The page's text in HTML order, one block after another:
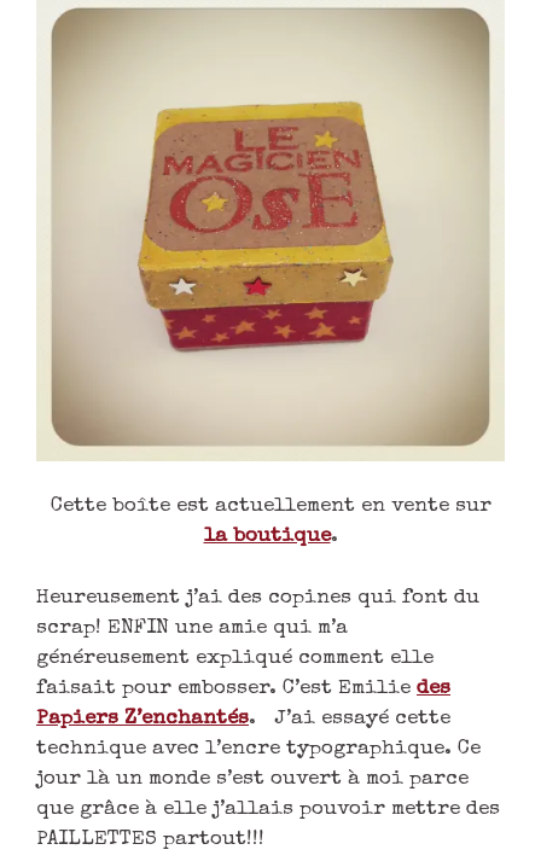
Cette boîte est actuellement en vente sur
la boutique.
Heureusement j’ai des copines qui font du
scrap! ENFIN une amie qui m’a
généreusement expliqué comment elle
faisait pour embosser. C’est Emilie des
Papiers Z’enchantés. J’ai essayé cette
technique avec l’encre typographique. Ce
jour là un monde s’est ouvert à moi parce
que grâce à elle j’allais pouvoir mettre des
PAILLETTES partout!!!